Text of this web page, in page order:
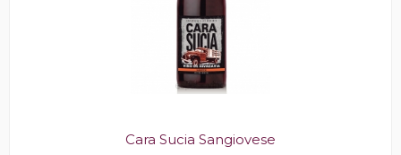
Cara Sucia Sangiovese